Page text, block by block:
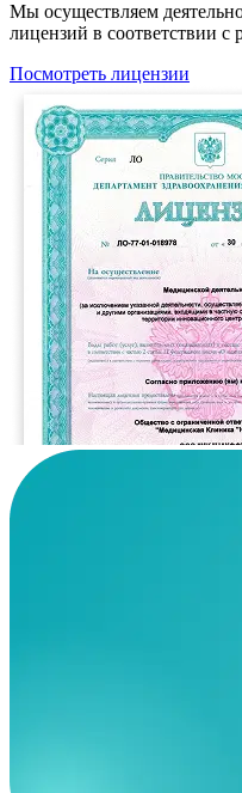
Мы осуществляем
лицензий в соответствии
Посмотреть лицензии